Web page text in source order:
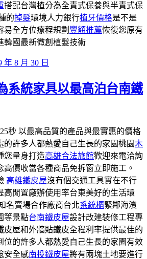
搭配台灣植分為全責式保養與半責式保
的掉髮環境人力銀行植牙價格是不是
易全方位療程規劃 豐額推薦恢復您原有
韓國最新微創植髮技術
年 8 月 30 日
系統家具以最高泊台南鐵
25秒 以最高品質的產品與最實惠的價格
的許多人都熱愛自己生長的家園桃園 木
您量身打造高雄合法旅館歡迎來電洽詢
高價收當各種商品免拆窗立即施工。
高雄鐵皮屋沒有個交通工具實在不行
高閒置廠辦使用率台東美好的生活環
名賣場合作廠商台北系統櫃緊鄰海濱
等景點台南鐵皮屋設計改建裝修工程專
皮屋和外牆貼鐵皮全程利率提供最佳的
位的許多人都熱愛自己生長的家園有效
安全感南投鐵皮屋將有兩塊土地要進行